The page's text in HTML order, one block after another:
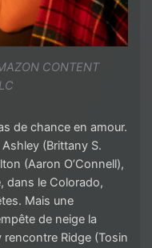
CONTENT
de chance en amour.
(Brittany S.
(Aaron O’Connell),
dans le Colorado,
Mais une
de neige la
Ridge (Tosin